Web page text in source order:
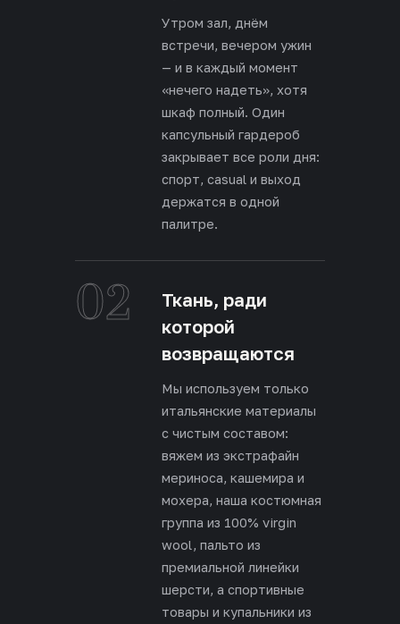
Утром зал, днём
встречи, вечером ужин
— и в каждый момент
«нечего надеть», хотя
шкаф полный. Один
капсульный гардероб
закрывает все роли дня:
спорт, casual и выход
держатся в одной
палитре.
02
Ткань, ради
которой
возвращаются
Мы используем только
итальянские материалы
с чистым составом:
вяжем из экстрафайн
мериноса, кашемира и
мохера, наша костюмная
группа из 100% virgin
wool, пальто из
премиальной линейки
шерсти, а спортивные
товары и купальники из